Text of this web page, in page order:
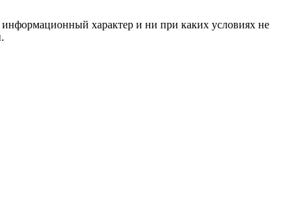
информационный характер и ни при каких условиях не